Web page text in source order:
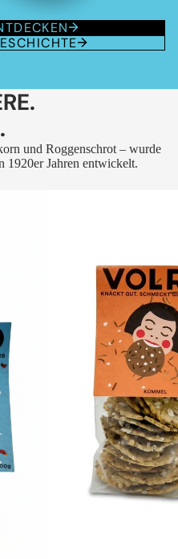
und Roggenschrot – wurde
1920er Jahren entwickelt.